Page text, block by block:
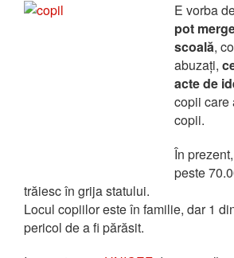
E vorba
pot
scoală,
abuzați,
acte de
copii care
copii.
În
peste
trăiesc în grija statului.
Locul copiilor este în familie, dar 1
pericol de a fi părăsit.